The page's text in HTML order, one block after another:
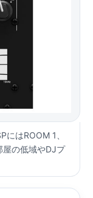
はROOM 1、
屋の低域やDJプ